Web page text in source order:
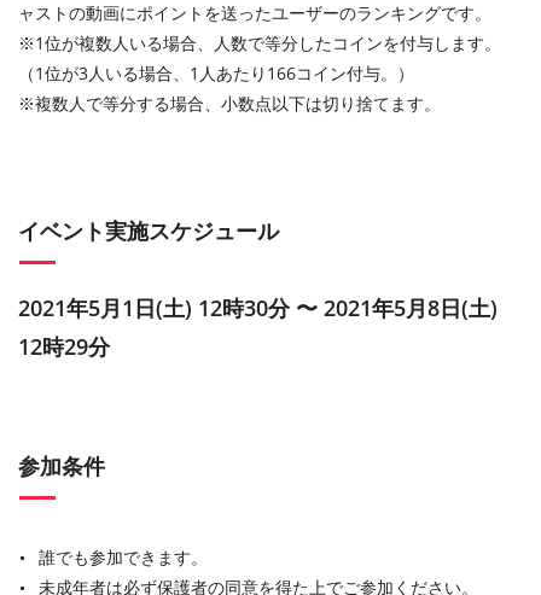
ャストの動画にポイントを送ったユーザーのランキングです。
※1位が複数人いる場合、人数で等分したコインを付与します。
（1位が3人いる場合、1人あたり166コイン付与。）
※複数人で等分する場合、小数点以下は切り捨てます。
イベント実施スケジュール
2021年5月1日(土) 12時30分 〜 2021年5月8日(土)
12時29分
参加条件
誰でも参加できます。
未成年者は必ず保護者の同意を得た上でご参加ください。